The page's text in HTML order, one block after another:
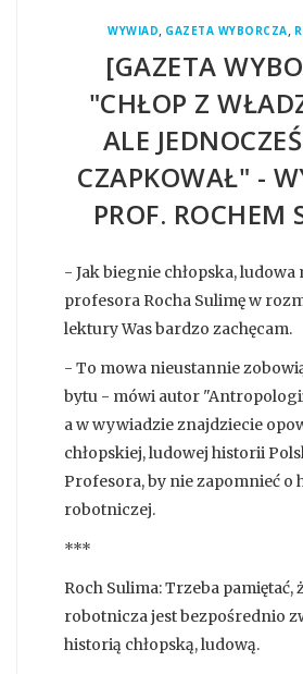
WYWIAD, GAZETA WYBORCZA,
[GAZETA
"CHŁOP Z
ALE
CZAPKOWAŁ" -
PROF. ROCHEM
- Jak biegnie chłopska, ludowa
profesora Rocha Sulimę w
lektury Was bardzo zachęcam.
- To mowa nieustannie
bytu - mówi autor
a w wywiadzie znajdziecie
chłopskiej, ludowej historii
Profesora, by nie zapomnieć o
robotniczej.
***
Roch Sulima: Trzeba pamiętać,
robotnicza jest bezpośrednio
historią chłopską, ludową.